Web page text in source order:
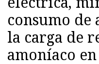
PROCESO
PRODUCTO
NUEVOS
MARKETPLACE
consumo de
la carga de
amoníaco